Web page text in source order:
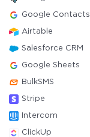
Google Contacts
Airtable
Salesforce CRM
Google Sheets
BulkSMS
Stripe
Intercom
ClickUp